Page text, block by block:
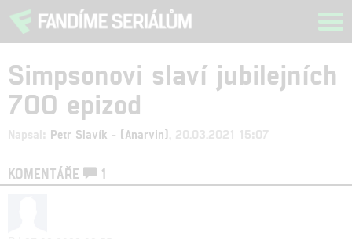
Simpsonovi slaví jubilejních
700 epizod
Napsal: Petr Slavík - (Anarvin) , 20.03.2021 15:07
KOMENTÁŘE 1